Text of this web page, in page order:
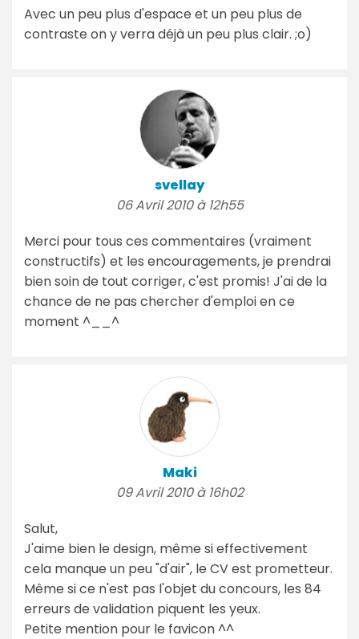
Avec un peu plus d'espace et un peu plus de
contraste on y verra déjà un peu plus clair. ;o)
svellay
06 Avril 2010 à 12h55
Merci pour tous ces commentaires (vraiment
constructifs) et les encouragements, je prendrai
bien soin de tout corriger, c'est promis! J'ai de la
chance de ne pas chercher d'emploi en ce
moment ^__^
Maki
09 Avril 2010 à 16h02
Salut,
J'aime bien le design, même si effectivement
cela manque un peu "d'air", le CV est prometteur.
Même si ce n'est pas l'objet du concours, les 84
erreurs de validation piquent les yeux.
Petite mention pour le favicon ^^